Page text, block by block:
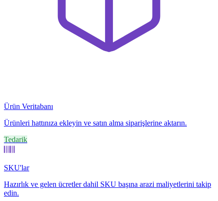
Ürün Veritabanı
Ürünleri hattınıza ekleyin ve satın alma siparişlerine aktarın.
Tedarik
SKU'lar
Hazırlık ve gelen ücretler dahil SKU başına arazi maliyetlerini takip
edin.